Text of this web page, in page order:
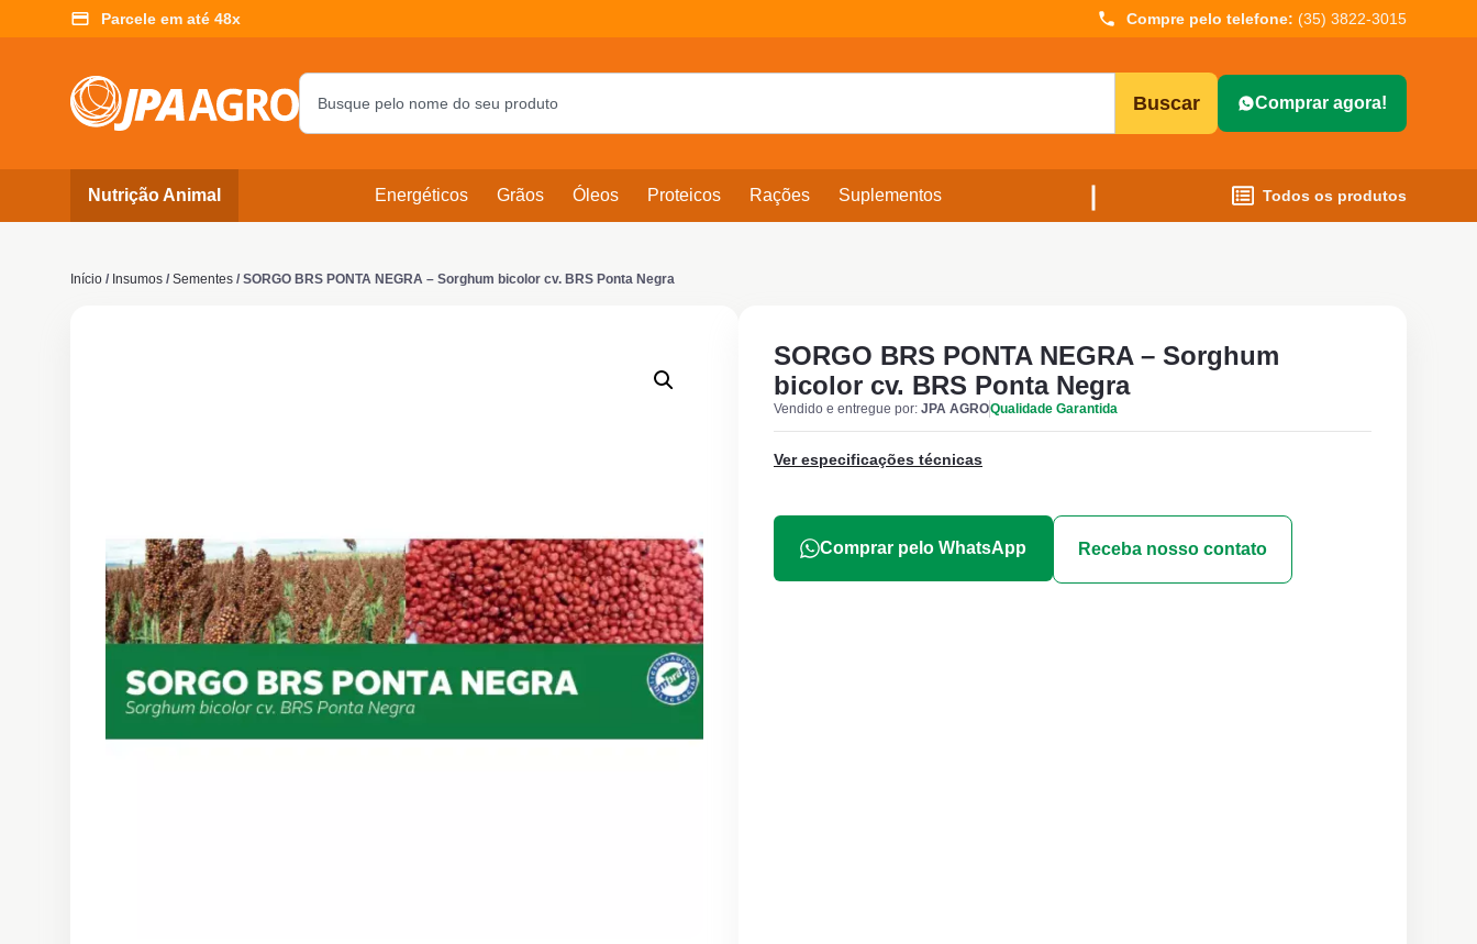
Parcele em até 48x Compre pelo telefone: (35) 3822-3015
Buscar Comprar agora!
Nutrição Animal Energéticos Grãos Óleos Proteicos Rações Suplementos Todos os produtos
Início / Insumos / Sementes / SORGO BRS PONTA NEGRA – Sorghum bicolor cv. BRS Ponta Negra
SORGO BRS PONTA NEGRA – Sorghum
bicolor cv. BRS Ponta Negra
Vendido e entregue por: JPA AGROQualidade Garantida
Ver especificações técnicas
Comprar pelo WhatsApp Receba nosso contato